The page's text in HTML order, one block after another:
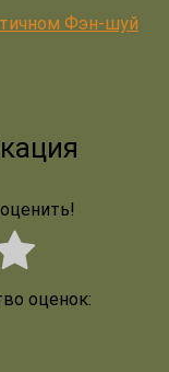
Фэн-шуй
оценок: